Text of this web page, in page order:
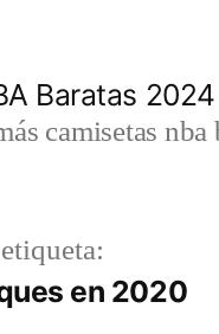
Baratas
camisetas
en 2020